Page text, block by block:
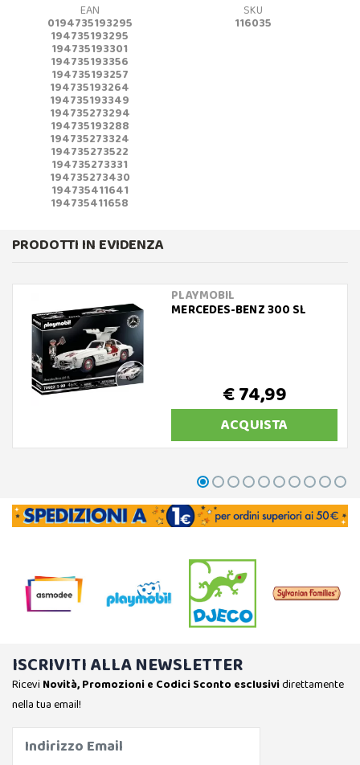
EAN
0194735193295
194735193295
194735193301
194735193356
194735193257
194735193264
194735193349
194735273294
194735193288
194735273324
194735273522
194735273331
194735273430
194735411641
194735411658
SKU
116035
PRODOTTI IN EVIDENZA
PLAYMOBIL
MERCEDES-BENZ 300 SL
€ 74,99
ACQUISTA
ISCRIVITI ALLA NEWSLETTER
Ricevi Novità, Promozioni e Codici Sconto esclusividirettamente
nella tua email!